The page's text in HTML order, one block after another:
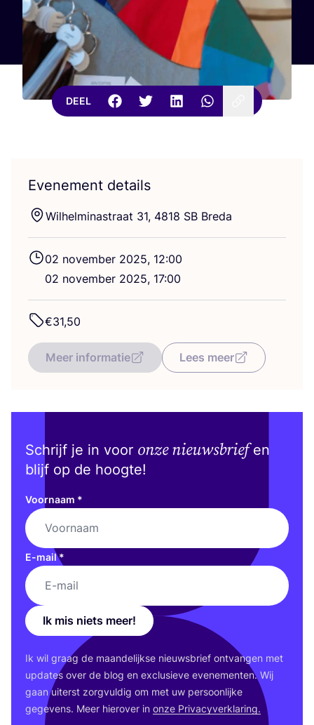
DEEL
Evenement details
Wil­hel­mi­nastraat 31, 4818 SB Breda
02 novem­ber 2025, 12:00
02 novem­ber 2025, 17:00
€31,50
Meer informatie Lees meer
Schrijf je in voor onze nieuwsbriefen
blijf op de hoogte!
Voornaam *
E-mail*
Ik mis niets meer!
Ik wil graag de maan­de­lijk­se nieuws­brief ont­van­gen met
upda­tes over de blog en exclu­sie­ve eve­ne­men­ten. Wij
gaan uiterst zorg­vul­dig om met uw per­soon­lij­ke
gege­vens. Meer hier­over in onze Pri­va­cy­ver­kla­ring.